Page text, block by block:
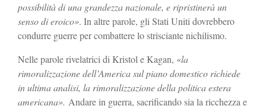
possibilità di una grandezza nazionale, e ripristinerà un
senso di eroico». In altre parole, gli Stati Uniti dovrebbero
condurre guerre per combattere lo strisciante nichilismo.
Nelle parole rivelatrici di Kristol e Kagan, «la
rimoralizzazione dell’America sul piano domestico richiede
in ultima analisi, la rimoralizzazione della politica estera
americana». Andare in guerra, sacrificando sia la ricchezza e